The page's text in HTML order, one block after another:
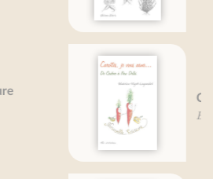
Carottes, je vous aime...
Béatrice Vigot-Lagandré